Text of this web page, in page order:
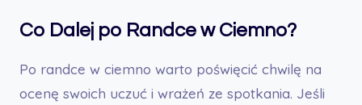
Co Dalej po Randce w Ciemno?
Po randce w ciemno warto poświęcić chwilę na
ocenę swoich uczuć i wrażeń ze spotkania. Jeśli